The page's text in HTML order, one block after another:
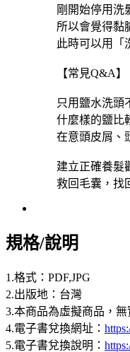
剛開始停用洗髮
所以會覺得黏膩
此時可以用「洗
【常見Q&A】
只用鹽水洗頭
什麼樣的鹽比較
在意頭皮屑、頭
建立正確養髮觀
救回毛囊，找回
規格/說明
1.格式：PDF,JPG
2.出版地：台灣
3.本商品為虛擬商品，無
4.電子書兌換網址：
5.電子書兌換說明：